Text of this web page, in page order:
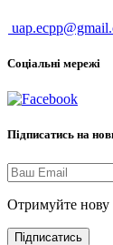
Соціальні мережі
Підписатись на
Отримуйте
Підписатись